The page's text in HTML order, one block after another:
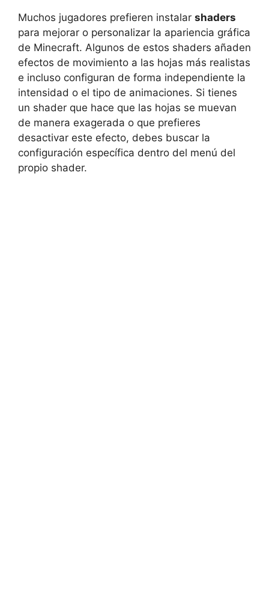
Muchos jugadores prefieren instalar shaders
para mejorar o personalizar la apariencia gráfica
de Minecraft. Algunos de estos shaders añaden
efectos de movimiento a las hojas más realistas
e incluso configuran de forma independiente la
intensidad o el tipo de animaciones. Si tienes
un shader que hace que las hojas se muevan
de manera exagerada o que prefieres
desactivar este efecto, debes buscar la
configuración específica dentro del menú del
propio shader.